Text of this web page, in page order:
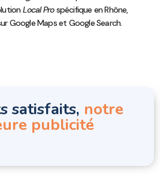
Local Prospécifique en Rhône,
Google Maps et Google Search.
satisfaits, notre
publicité